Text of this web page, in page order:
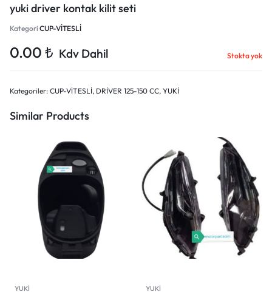
yuki driver kontak kilit seti
Kategori CUP-VİTESLİ
0.00 ₺ Kdv Dahil Stokta yok
Kategoriler: CUP-VİTESLİ, DRİVER 125-150 CC, YUKİ
Similar Products
YUKİ YUKİ